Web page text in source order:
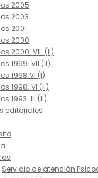
2005
2003
2001
2000
2000. VIII (II)
1999. VII (II)
1998 VI (I)
1998. VI (II)
1993. III (II)
editoriales
Servicio de atención